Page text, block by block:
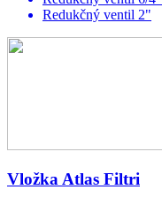
Redukčný ventil 2"
Vložka Atlas Filtri